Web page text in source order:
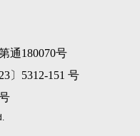
通180070号
〕5312-151 号